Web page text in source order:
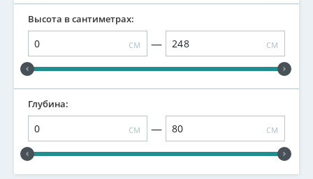
Высота в сантиметрах:
см — см
Глубина:
см — см